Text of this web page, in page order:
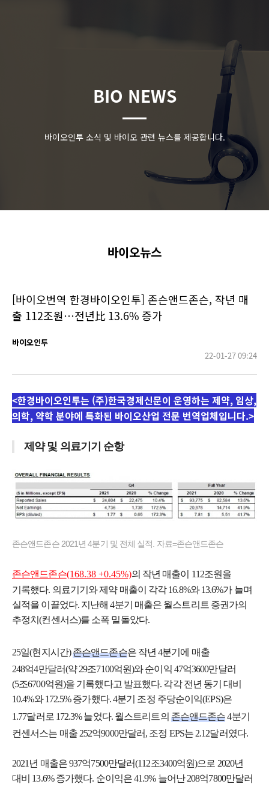
BIO NEWS
바이오인투 소식 및 바이오 관련 뉴스를 제공합니다.
바이오뉴스
[바이오번역 한경바이오인투] 존슨앤드존슨, 작년 매
출 112조원…전년比 13.6% 증가
바이오인투
22-01-27 09:24
<한경바이오인투는 (주)한국경제신문이 운영하는 제약, 임상,
의학, 약학 분야에 특화된 바이오산업 전문 번역업체입니다.>
제약 및 의료기기 순항
존슨앤드존슨 2021년 4분기 및 전체 실적. 자료=존슨앤드존슨
존슨앤드존슨(168.38 +0.45%)의 작년 매출이 112조원을
기록했다. 의료기기와 제약 매출이 각각 16.8%와 13.6%가 늘며
실적을 이끌었다. 지난해 4분기 매출은 월스트리트 증권가의
추정치(컨센서스)를 소폭 밑돌았다.
25일(현지시간)존슨앤드존슨은 작년 4분기에 매출
248억4만달러(약 29조7100억원)와 순이익 47억3600만달러
(5조6700억원)을 기록했다고 발표했다. 각각 전년 동기 대비
10.4%와 172.5% 증가했다. 4분기 조정 주당순이익(EPS)은
1.77달러로 172.3% 늘었다. 월스트리트의 존슨앤드존슨4분기
컨센서스는 매출 252억9000만달러, 조정 EPS는 2.12달러였다.
2021년 매출은 937억7500만달러(112조3400억원)으로 2020년
대비 13.6% 증가했다. 순이익은 41.9% 늘어난 208억7800만달러